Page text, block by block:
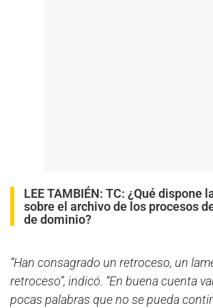
LEE TAMBIÉN: TC: ¿Qué dispone
sobre el archivo de los procesos
de dominio?
“Han consagrado un retroceso, un
retroceso”, indicó. “En buena cuenta
pocas palabras que no se pueda